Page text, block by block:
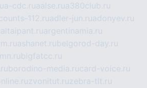
a-cdc.ruaalse.rua380club.ru
112.ruadler-jun.ruadonyev.ru
altaipant.ruargentinamia.ru
ashanet.rubelgorod-day.ru
bigfatcc.ru
borodino-media.rucard-voice.ru
zvonitut.ruzebra-tlt.ru